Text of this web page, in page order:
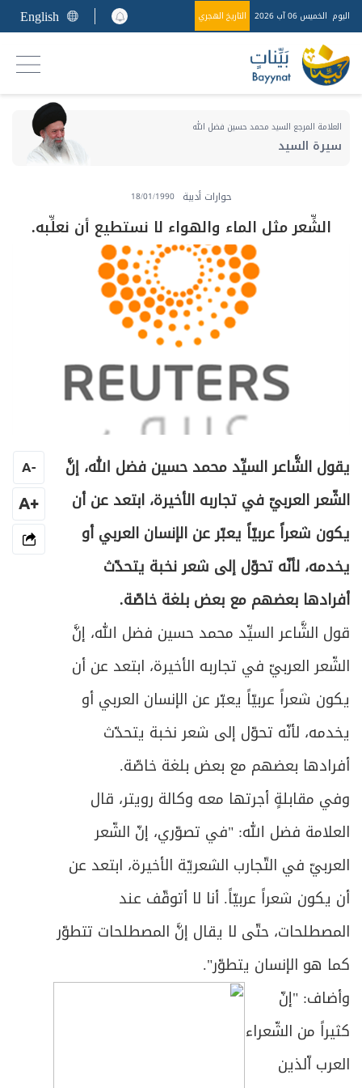
اليوم الخميس 06 آب 2026 التاريخ الهجري English
العلامة المرجع السيد محمد حسين فضل الله
سيرة السيد
حوارات أدبية 18/01/1990
الشِّعر مثل الماء والهواء لا نستطيع أن نعلِّبه.
يقول الشَّاعر السيِّد محمد حسين فضل الله، إنَّ
الشّعر العربيّ في تجاربه الأخيرة، ابتعد عن أن
يكون شعراً عربيّاً يعبّر عن الإنسان العربي أو
يخدمه، لأنّه تحوّل إلى شعر نخبة يتحدّث
أفرادها بعضهم مع بعض بلغة خاصّة.
قول الشَّاعر السيِّد محمد حسين فضل الله، إنَّ
الشّعر العربيّ في تجاربه الأخيرة، ابتعد عن أن
يكون شعراً عربيّاً يعبّر عن الإنسان العربي أو
يخدمه، لأنّه تحوّل إلى شعر نخبة يتحدّث
أفرادها بعضهم مع بعض بلغة خاصّة.
وفي مقابلةٍ أجرتها معه وكالة رويتر، قال
العلامة فضل الله: "في تصوّري، إنّ الشّعر
العربيّ في التّجارب الشعريّة الأخيرة، ابتعد عن
أن يكون شعراً عربيّاً. أنا لا أتوقّف عند
المصطلحات، حتّى لا يقال إنَّ المصطلحات تتطوّر
كما هو الإنسان يتطوّر".
وأضاف: "إنّ
كثيراً من الشّعراء
العرب اّلذين
-
A
+A